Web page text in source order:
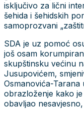
isključivo za lični
šehida i šehidskih
samoprozvani
SDA je uz pomoć
još osam
skupštinsku većinu
Jusupovićem,
Osmanovića-
obrazloženje kako
obavljao